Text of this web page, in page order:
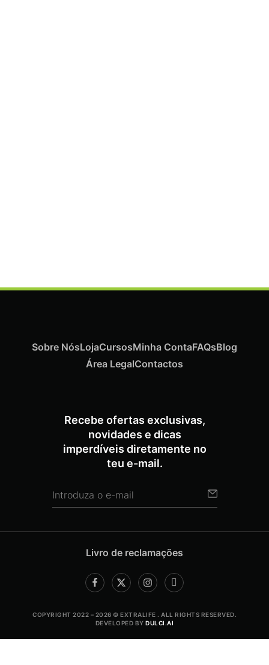
Recebe ofertas exclusivas,
novidades e dicas
imperdíveis diretamente no
teu e-mail.
Sobre NósLojaCursosMinha ContaFAQsBlog
Área LegalContactos
Livro de reclamações
COPYRIGHT 2022 – 2026 © EXTRALIFE . ALL RIGHTS RESERVED.
DEVELOPED BYDULCI.AI